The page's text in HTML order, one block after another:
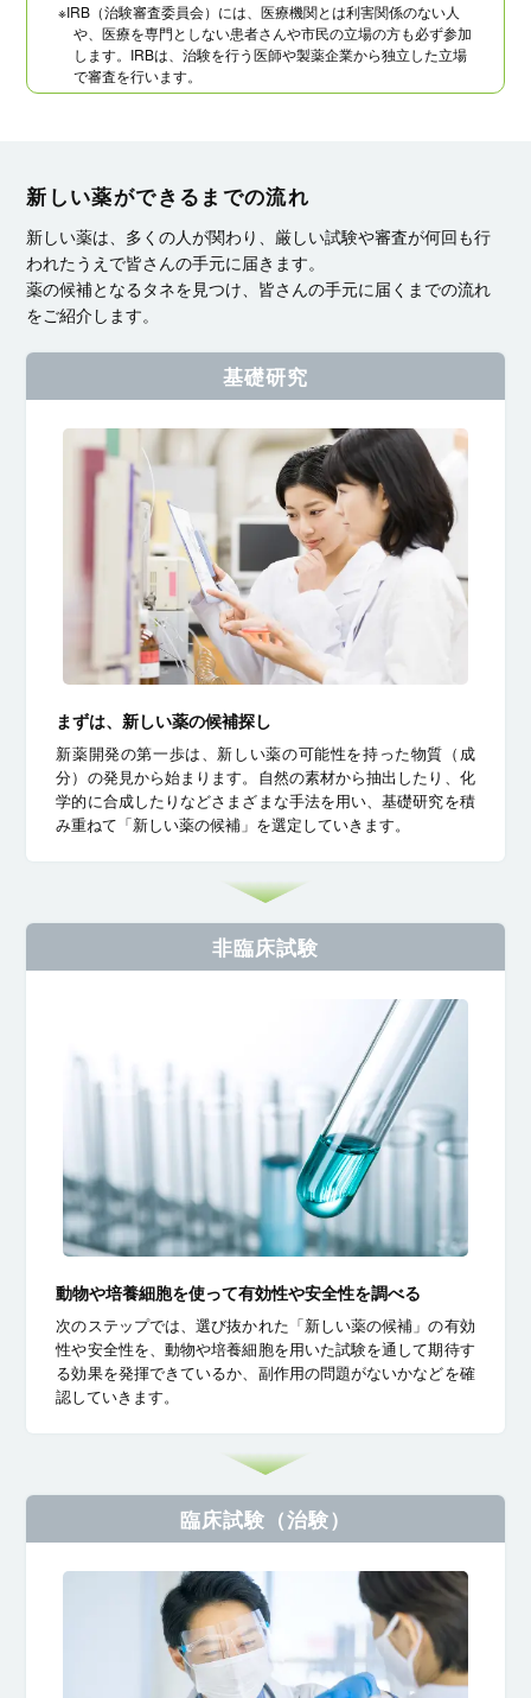
※IRB（治験審査委員会）には、医療機関とは利害関係のない人
や、医療を専門としない患者さんや市民の立場の方も必ず参加
します。IRBは、治験を行う医師や製薬企業から独立した立場
で審査を行います。
新しい薬ができるまでの流れ
新しい薬は、多くの人が関わり、厳しい試験や審査が何回も行
われたうえで皆さんの手元に届きます。
薬の候補となるタネを見つけ、皆さんの手元に届くまでの流れ
をご紹介します。
基礎研究
まずは、新しい薬の候補探し
新薬開発の第一歩は、新しい薬の可能性を持った物質（成
分）の発見から始まります。自然の素材から抽出したり、化
学的に合成したりなどさまざまな手法を用い、基礎研究を積
み重ねて「新しい薬の候補」を選定していきます。
非臨床試験
動物や培養細胞を使って有効性や安全性を調べる
次のステップでは、選び抜かれた「新しい薬の候補」の有効
性や安全性を、動物や培養細胞を用いた試験を通して期待す
る効果を発揮できているか、副作用の問題がないかなどを確
認していきます。
臨床試験 （治験）